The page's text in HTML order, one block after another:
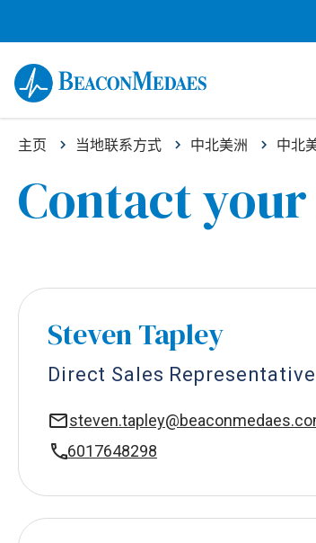
主页 当地联系方式 中北美洲 中北
Contact
Direct Sales Representative
Steven Tapley
6017648298